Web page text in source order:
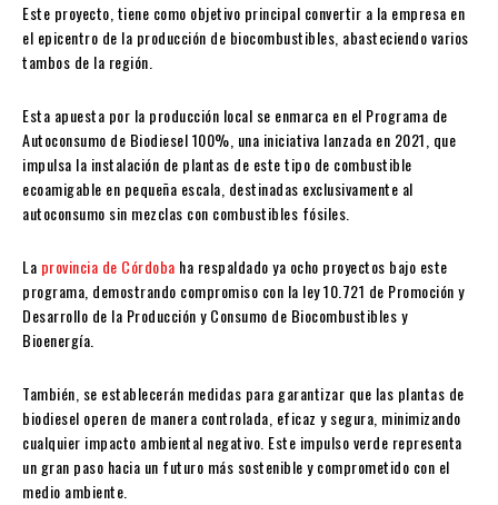
Este proyecto, tiene como objetivo principal convertir a la empresa en
el epicentro de la producción de biocombustibles, abasteciendo varios
tambos de la región.
Esta apuesta por la producción local se enmarca en el Programa de
Autoconsumo de Biodiesel 100%, una iniciativa lanzada en 2021, que
impulsa la instalación de plantas de este tipo de combustible
ecoamigable en pequeña escala, destinadas exclusivamente al
autoconsumo sin mezclas con combustibles fósiles.
La provincia de Córdoba ha respaldado ya ocho proyectos bajo este
programa, demostrando compromiso con la ley 10.721 de Promoción y
Desarrollo de la Producción y Consumo de Biocombustibles y
Bioenergía.
También, se establecerán medidas para garantizar que las plantas de
biodiesel operen de manera controlada, eficaz y segura, minimizando
cualquier impacto ambiental negativo. Este impulso verde representa
un gran paso hacia un futuro más sostenible y comprometido con el
medio ambiente.